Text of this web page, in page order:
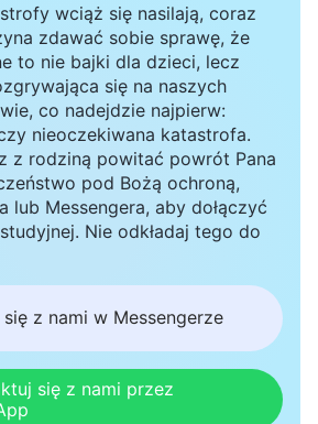
gwiazdy spadną z nieba i
poruszone. A wtedy
znak Syna Człowieczego i
ziemi zapłaczą, i ujrzą Syna
nadchodzi na niebieskich
potędze i majestacie«(Mt
że kiedy Pan powróci,
spadną z nieba i Pan zstąpi na
tej pory żaden z tych znaków
Jak możesz mówić, że On
wciąż się nasilają, coraz
zdawać sobie sprawę, że
to nie bajki dla dzieci, lecz
się na naszych
co nadejdzie najpierw:
nieoczekiwana katastrofa.
z rodziną powitać powrót Pana
pod Bożą ochroną,
lub Messengera, aby dołączyć
Nie odkładaj tego do
się z nami w Messengerze
się z nami przez